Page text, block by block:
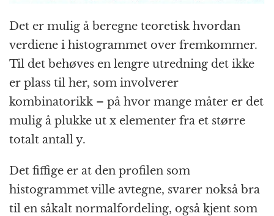
Det er mulig å beregne teoretisk hvordan
verdiene i histogrammet over fremkommer.
Til det behøves en lengre utredning det ikke
er plass til her, som involverer
kombinatorikk – på hvor mange måter er det
mulig å plukke ut x elementer fra et større
totalt antall y.
Det fiffige er at den profilen som
histogrammet ville avtegne, svarer nokså bra
til en såkalt normalfordeling, også kjent som